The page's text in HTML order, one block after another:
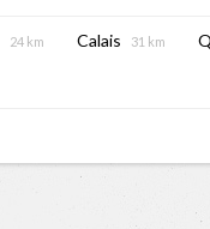
24 km Calais 31 km